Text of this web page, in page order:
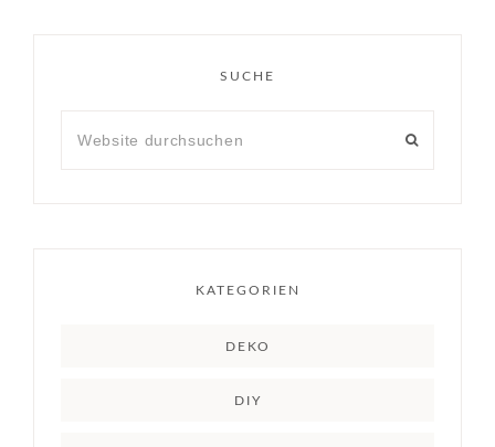
SUCHE
KATEGORIEN
DEKO
DIY